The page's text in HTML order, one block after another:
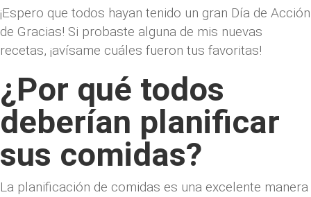
¡Espero que todos hayan tenido un gran Día de Acción
de Gracias! Si probaste alguna de mis nuevas
recetas, ¡avísame cuáles fueron tus favoritas!
¿Por qué todos
deberían planificar
sus comidas?
La planificación de comidas es una excelente manera